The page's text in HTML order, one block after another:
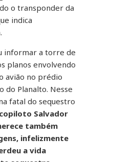
o transponder da
indica
informar a torre de
planos envolvendo
avião no prédio
do Planalto. Nesse
fatal do sequestro
copiloto Salvador
também
infelizmente
a vida